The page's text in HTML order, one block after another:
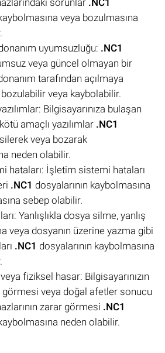
veya bozulmasına
uyumsuzluğu: .NC1
veya güncel olmayan bir
tarafından açılmaya
bozulabilir veya kaybolabilir.
Bilgisayarınıza bulaşan
amaçlı yazılımlar .NC1
silerek veya bozarak
neden olabilir.
hataları: İşletim sistemi hataları
.NC1 dosyalarının kaybolmasına
sebep olabilir.
Yanlışlıkla dosya silme, yanlış
veya dosyanın üzerine yazma gibi
.NC1 dosyalarının kaybolmasına
fiziksel hasar: Bilgisayarınızın
veya doğal afetler sonucu
zarar görmesi .NC1
neden olabilir.